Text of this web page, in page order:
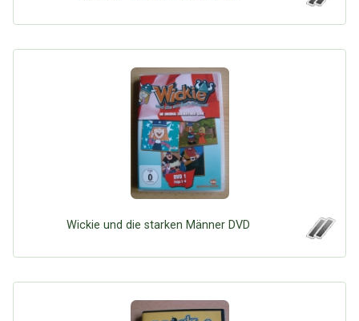
Wickie und die starken Männer DVD